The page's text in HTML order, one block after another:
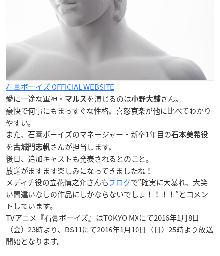
石膏ボーイズ OFFICIAL WEBSITE
愛に一途な軍神・ マルス を演じるのは小野大輔さん。
豪快で何事にもまっすぐな性格。喜怒哀楽が他に比べてわかり
やすい。
また、石膏ボーイズのマネージャー・新卒1年目の石本美希役
を古城門志帆 さんが担当します。
後日、追加キャストも発表されるとのこと。
放送がますます楽しみになってきましたね！
メディチ役の立花慎之介さんもブログで”確実に大暴れ、大笑
い間違いなしの作品にしかならないでしょ！！！！”とコメン
トしています。
TVアニメ『石膏ボーイズ』はTOKYO MXにて2016年1月8日
（金）23時より、BS11にて2016年1月10日（日）25時より放送
開始となります。